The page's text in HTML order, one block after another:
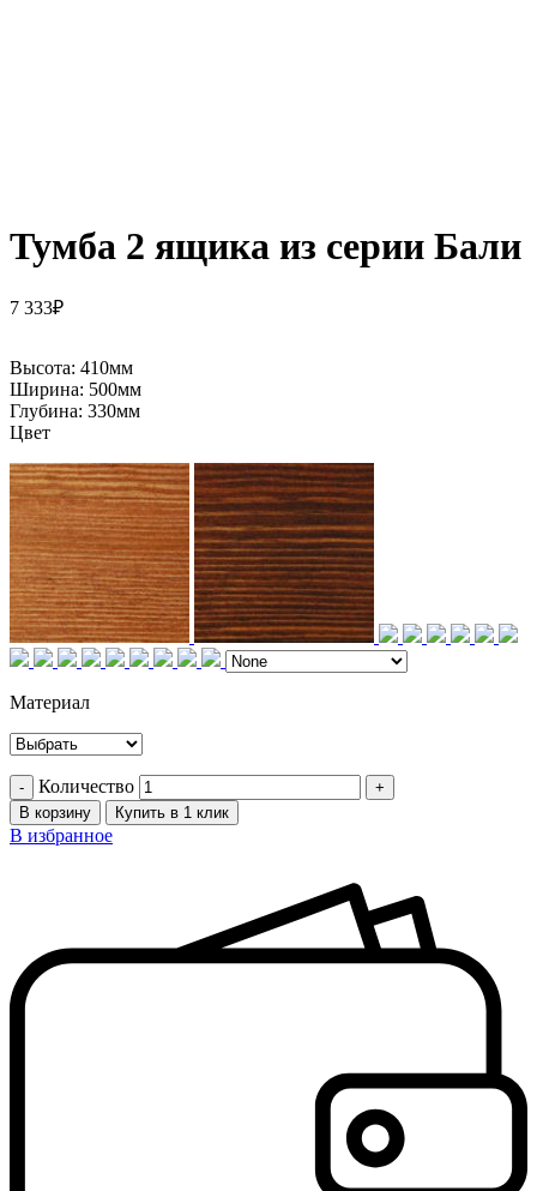
Тумба 2 ящика из серии Бали
7 333₽
Высота: 410мм
Ширина: 500мм
Глубина: 330мм
Цвет
Материал
Количество
В корзину Купить в 1 клик
В избранное